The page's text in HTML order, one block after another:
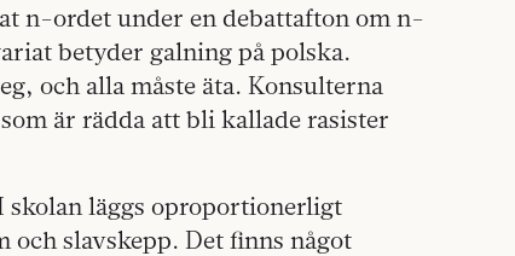
n-ordet under en debattafton om n-
betyder galning på polska.
och alla måste äta. Konsulterna
är rädda att bli kallade rasister
skolan läggs oproportionerligt
och slavskepp. Det finns något